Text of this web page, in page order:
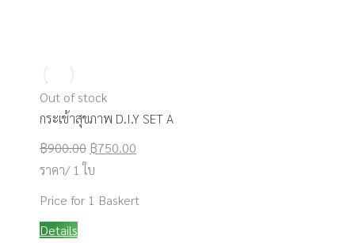
Out of stock
กระเช้าสุขภาพ D.I.Y SET A
฿900.00 Original
price
฿750.00
ราคา/ 1 ใบ
Price for 1 Baskert
Details